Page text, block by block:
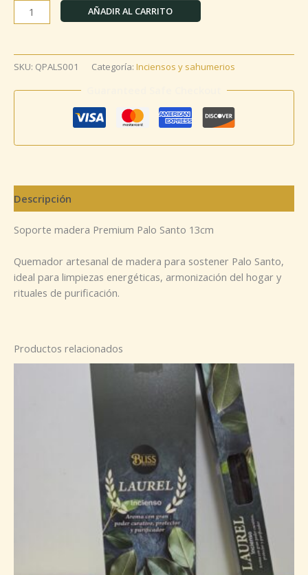
AÑADIR AL CARRITO
SKU: QPALS001 Categoría: Inciensos y sahumerios
Descripción
Soporte madera Premium Palo Santo 13cm
Quemador artesanal de madera para sostener Palo Santo,
ideal para limpiezas energéticas, armonización del hogar y
rituales de purificación.
Productos relacionados